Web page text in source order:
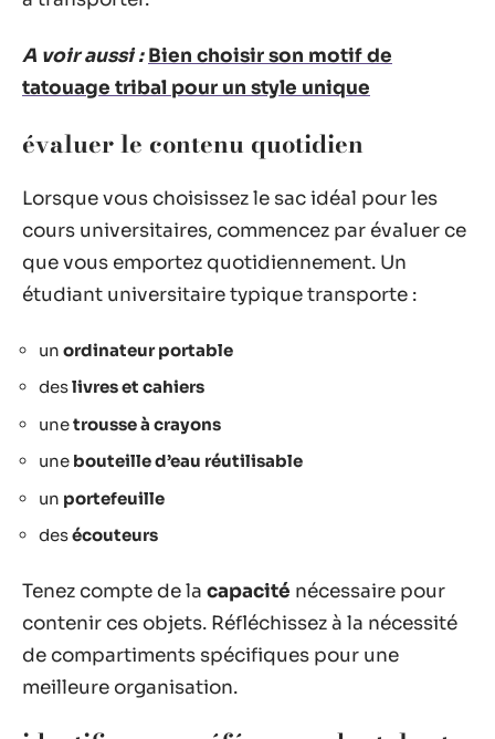
A voir aussi : Bien choisir son motif de
tatouage tribal pour un style unique
évaluer le contenu quotidien
Lorsque vous choisissez le sac idéal pour les
cours universitaires, commencez par évaluer ce
que vous emportez quotidiennement. Un
étudiant universitaire typique transporte :
un ordinateur portable
deslivres et cahiers
unetrousse à crayons
une bouteille d’eau réutilisable
un portefeuille
desécouteurs
Tenez compte de la capacité nécessaire pour
contenir ces objets. Réfléchissez à la nécessité
de compartiments spécifiques pour une
meilleure organisation.